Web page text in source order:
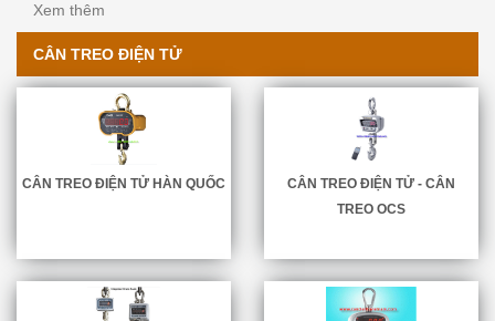
Xem thêm
CÂN TREO ĐIỆN TỬ
CÂN TREO ĐIỆN TỬ HÀN QUỐC
CÂN TREO ĐIỆN TỬ - CÂN
TREO OCS